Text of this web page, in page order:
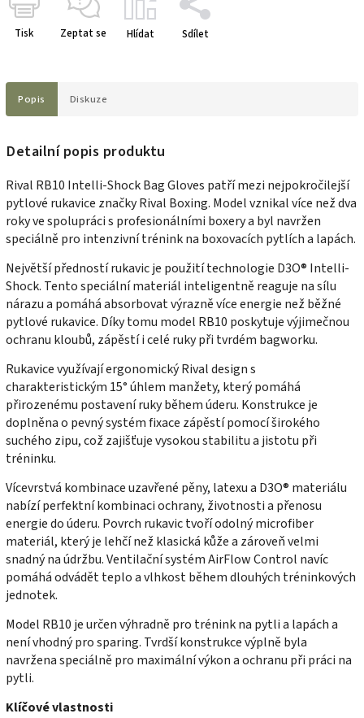
Tisk Zeptat se Hlídat Sdílet
Popis Diskuze
Detailní popis produktu
Rival RB10 Intelli-Shock Bag Gloves patří mezi nejpokročilejší
pytlové rukavice značky Rival Boxing. Model vznikal více než dva
roky ve spolupráci s profesionálními boxery a byl navržen
speciálně pro intenzivní trénink na boxovacích pytlích a lapách.
Největší předností rukavic je použití technologie D3O® Intelli-
Shock. Tento speciální materiál inteligentně reaguje na sílu
nárazu a pomáhá absorbovat výrazně více energie než běžné
pytlové rukavice. Díky tomu model RB10 poskytuje výjimečnou
ochranu kloubů, zápěstí i celé ruky při tvrdém bagworku.
Rukavice využívají ergonomický Rival design s
charakteristickým 15° úhlem manžety, který pomáhá
přirozenému postavení ruky během úderu. Konstrukce je
doplněna o pevný systém fixace zápěstí pomocí širokého
suchého zipu, což zajišťuje vysokou stabilitu a jistotu při
tréninku.
Vícevrstvá kombinace uzavřené pěny, latexu a D3O® materiálu
nabízí perfektní kombinaci ochrany, životnosti a přenosu
energie do úderu. Povrch rukavic tvoří odolný microfiber
materiál, který je lehčí než klasická kůže a zároveň velmi
snadný na údržbu. Ventilační systém AirFlow Control navíc
pomáhá odvádět teplo a vlhkost během dlouhých tréninkových
jednotek.
Model RB10 je určen výhradně pro trénink na pytli a lapách a
není vhodný pro sparing. Tvrdší konstrukce výplně byla
navržena speciálně pro maximální výkon a ochranu při práci na
pytli.
Klíčové vlastnosti